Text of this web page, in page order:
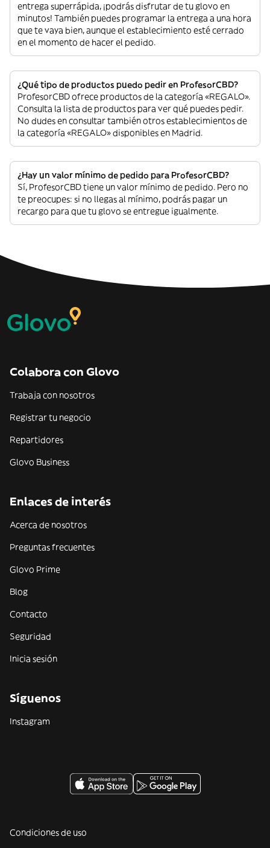
entrega superrápida, ¡podrás disfrutar de tu glovo en
minutos! También puedes programar la entrega a una hora
que te vaya bien, aunque el establecimiento esté cerrado
en el momento de hacer el pedido.
¿Qué tipo de productos puedo pedir en ProfesorCBD?
ProfesorCBD ofrece productos de la categoría «REGALO».
Consulta la lista de productos para ver qué puedes pedir.
No dudes en consultar también otros establecimientos de
la categoría «REGALO» disponibles en Madrid.
¿Hay un valor mínimo de pedido para ProfesorCBD?
Sí, ProfesorCBD tiene un valor mínimo de pedido. Pero no
te preocupes: si no llegas al mínimo, podrás pagar un
recargo para que tu glovo se entregue igualmente.
Colabora con Glovo
Trabaja con nosotros
Registrar tu negocio
Repartidores
Glovo Business
Enlaces de interés
Acerca de nosotros
Preguntas frecuentes
Glovo Prime
Blog
Contacto
Seguridad
Inicia sesión
Síguenos
Instagram
Condiciones de uso